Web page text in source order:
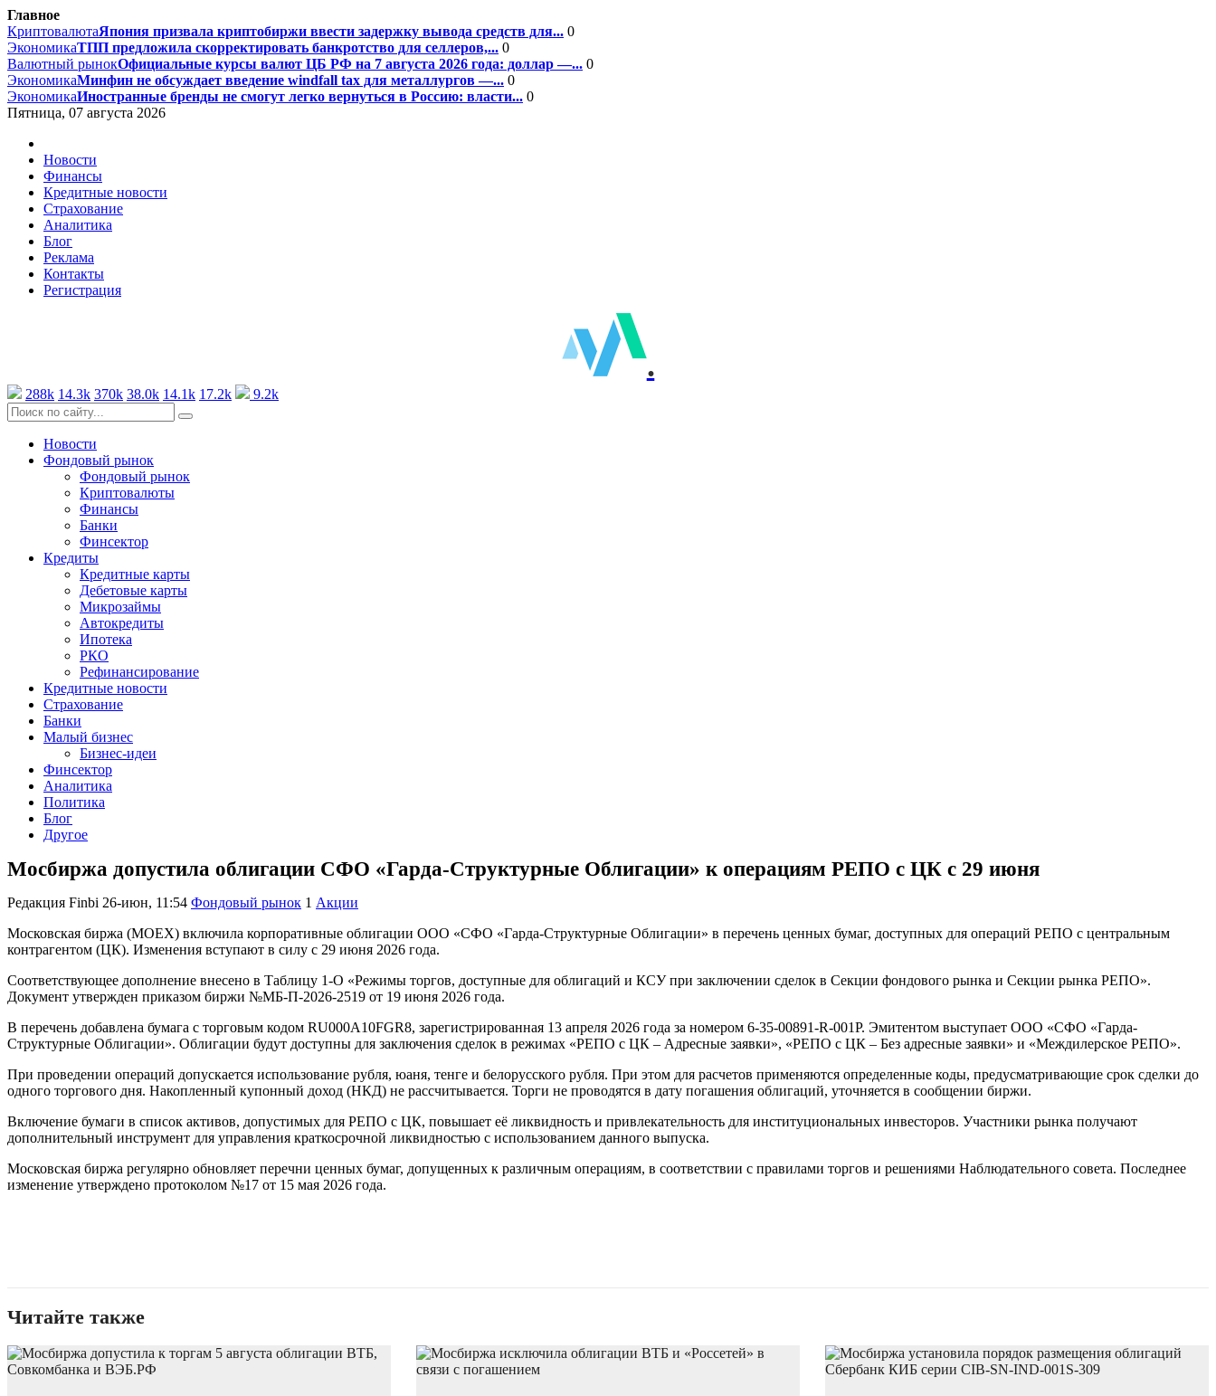
Главное
КриптовалютаЯпония призвала криптобиржи ввести задержку вывода средств для... 0
ЭкономикаТПП предложила скорректировать банкротство для селлеров,... 0
Валютный рынокОфициальные курсы валют ЦБ РФ на 7 августа 2026 года: доллар —... 0
ЭкономикаМинфин не обсуждает введение windfall tax для металлургов —... 0
ЭкономикаИностранные бренды не смогут легко вернуться в Россию: власти... 0
Пятница, 07 августа 2026
Новости
Финансы
Кредитные новости
Страхование
Аналитика
Блог
Реклама
Контакты
Регистрация
.
288k 14.3k 370k 38.0k 14.1k 17.2k 9.2k
Новости
Фондовый рынок
Фондовый рынок
Криптовалюты
Финансы
Банки
Финсектор
Кредиты
Кредитные карты
Дебетовые карты
Микрозаймы
Автокредиты
Ипотека
РКО
Рефинансирование
Кредитные новости
Страхование
Банки
Малый бизнес
Бизнес-идеи
Финсектор
Аналитика
Политика
Блог
Другое
Мосбиржа допустила облигации СФО «Гарда-Структурные Облигации» к операциям РЕПО с ЦК с 29 июня
Редакция Finbi 26-июн, 11:54 Фондовый рынок 1 Акции
Московская биржа (MOEX) включила корпоративные облигации ООО «СФО «Гарда-Структурные Облигации» в перечень ценных бумаг, доступных для операций РЕПО с центральным
контрагентом (ЦК). Изменения вступают в силу с 29 июня 2026 года.
Соответствующее дополнение внесено в Таблицу 1-О «Режимы торгов, доступные для облигаций и КСУ при заключении сделок в Секции фондового рынка и Секции рынка РЕПО».
Документ утвержден приказом биржи №МБ-П-2026-2519 от 19 июня 2026 года.
В перечень добавлена бумага с торговым кодом RU000A10FGR8, зарегистрированная 13 апреля 2026 года за номером 6-35-00891-R-001P. Эмитентом выступает ООО «СФО «Гарда-
Структурные Облигации». Облигации будут доступны для заключения сделок в режимах «РЕПО с ЦК – Адресные заявки», «РЕПО с ЦК – Без адресные заявки» и «Междилерское РЕПО».
При проведении операций допускается использование рубля, юаня, тенге и белорусского рубля. При этом для расчетов применяются определенные коды, предусматривающие срок сделки до
одного торгового дня. Накопленный купонный доход (НКД) не рассчитывается. Торги не проводятся в дату погашения облигаций, уточняется в сообщении биржи.
Включение бумаги в список активов, допустимых для РЕПО с ЦК, повышает её ликвидность и привлекательность для институциональных инвесторов. Участники рынка получают
дополнительный инструмент для управления краткосрочной ликвидностью с использованием данного выпуска.
Московская биржа регулярно обновляет перечни ценных бумаг, допущенных к различным операциям, в соответствии с правилами торгов и решениями Наблюдательного совета. Последнее
изменение утверждено протоколом №17 от 15 мая 2026 года.
Читайте также